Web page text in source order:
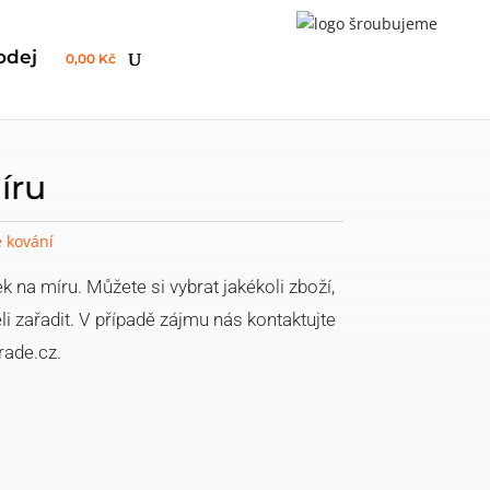
0,00 Kč
kování
na míru. Můžete si vybrat jakékoli zboží,
zařadit. V případě zájmu nás kontaktujte